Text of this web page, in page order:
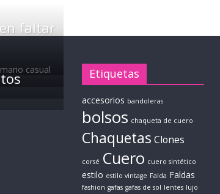
faltar
Etiquetas
accesorios bandoleras
bolsos chaqueta de cuero
Chaquetas Clones
corsé Cuero cuero sintético
estilo estilo vintage Falda Faldas
fashion gafas gafas de sol lentes lujo